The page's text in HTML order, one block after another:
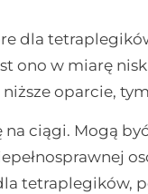
dla
ono w miarę
oparcie,
ciągi. Mogą
tetraplegików,